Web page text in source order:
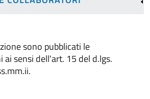
sono pubblicati le
ai sensi dell'art. 15 del d.lgs.